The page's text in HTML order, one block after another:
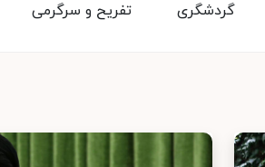
تفریح و سرگرمی گردشگری